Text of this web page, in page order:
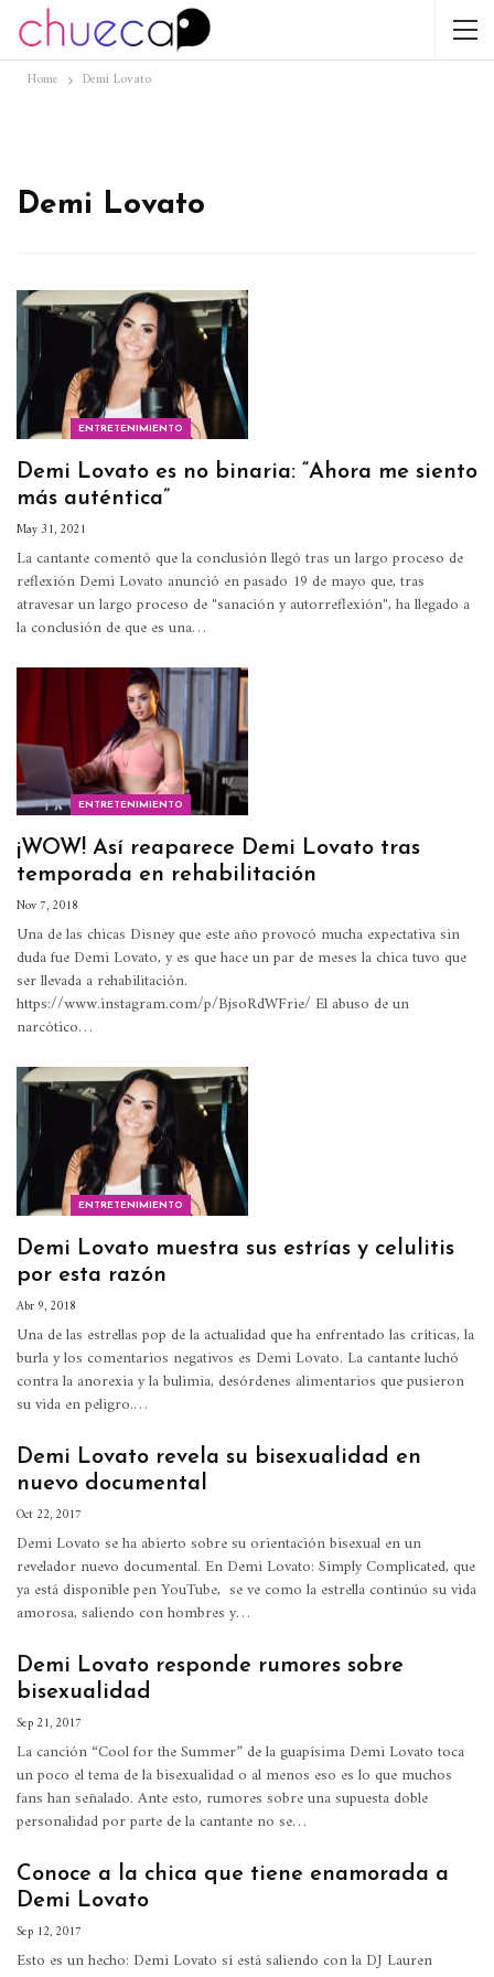
Home Demi Lovato
Demi Lovato
ENTRETENIMIENTO
Demi Lovato es no binaria: “Ahora me siento
más auténtica”
May 31, 2021
La cantante comentó que la conclusión llegó tras un largo proceso de
reflexión Demi Lovato anunció en pasado 19 de mayo que, tras
atravesar un largo proceso de "sanación y autorreflexión", ha llegado a
la conclusión de que es una…
ENTRETENIMIENTO
¡WOW! Así reaparece Demi Lovato tras
temporada en rehabilitación
Nov 7, 2018
Una de las chicas Disney que este año provocó mucha expectativa sin
duda fue Demi Lovato, y es que hace un par de meses la chica tuvo que
ser llevada a rehabilitación.
https://www.instagram.com/p/BjsoRdWFrie/ El abuso de un
narcótico…
ENTRETENIMIENTO
Demi Lovato muestra sus estrías y celulitis
por esta razón
Abr 9, 2018
Una de las estrellas pop de la actualidad que ha enfrentado las críticas, la
burla y los comentarios negativos es Demi Lovato. La cantante luchó
contra la anorexia y la bulimia, desórdenes alimentarios que pusieron
su vida en peligro.…
Demi Lovato revela su bisexualidad en
nuevo documental
Oct 22, 2017
Demi Lovato se ha abierto sobre su orientación bisexual en un
revelador nuevo documental. En Demi Lovato: Simply Complicated, que
ya está disponible pen YouTube, se ve como la estrella continúo su vida
amorosa, saliendo con hombres y…
Demi Lovato responde rumores sobre
bisexualidad
Sep 21, 2017
La canción “Cool for the Summer” de la guapísima Demi Lovato toca
un poco el tema de la bisexualidad o al menos eso es lo que muchos
fans han señalado. Ante esto, rumores sobre una supuesta doble
personalidad por parte de la cantante no se…
Conoce a la chica que tiene enamorada a
Demi Lovato
Sep 12, 2017
Esto es un hecho: Demi Lovato sí está saliendo con la DJ Lauren